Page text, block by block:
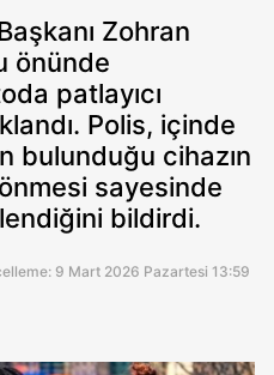
Zohran
önünde
patlayıcı
Polis, içinde
bulunduğu cihazın
sayesinde
bildirdi.
9 Mart 2026 Pazartesi 13:59